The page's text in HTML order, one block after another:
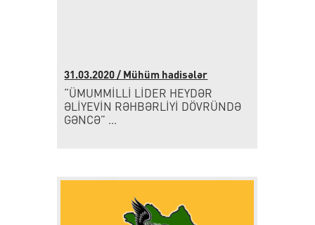
31.03.2020 / Mühüm hadisələr
“ÜMUMMİLLİ LİDER HEYDƏR
ƏLİYEVİN RƏHBƏRLİYİ DÖVRÜNDƏ
GƏNCƏ” ...